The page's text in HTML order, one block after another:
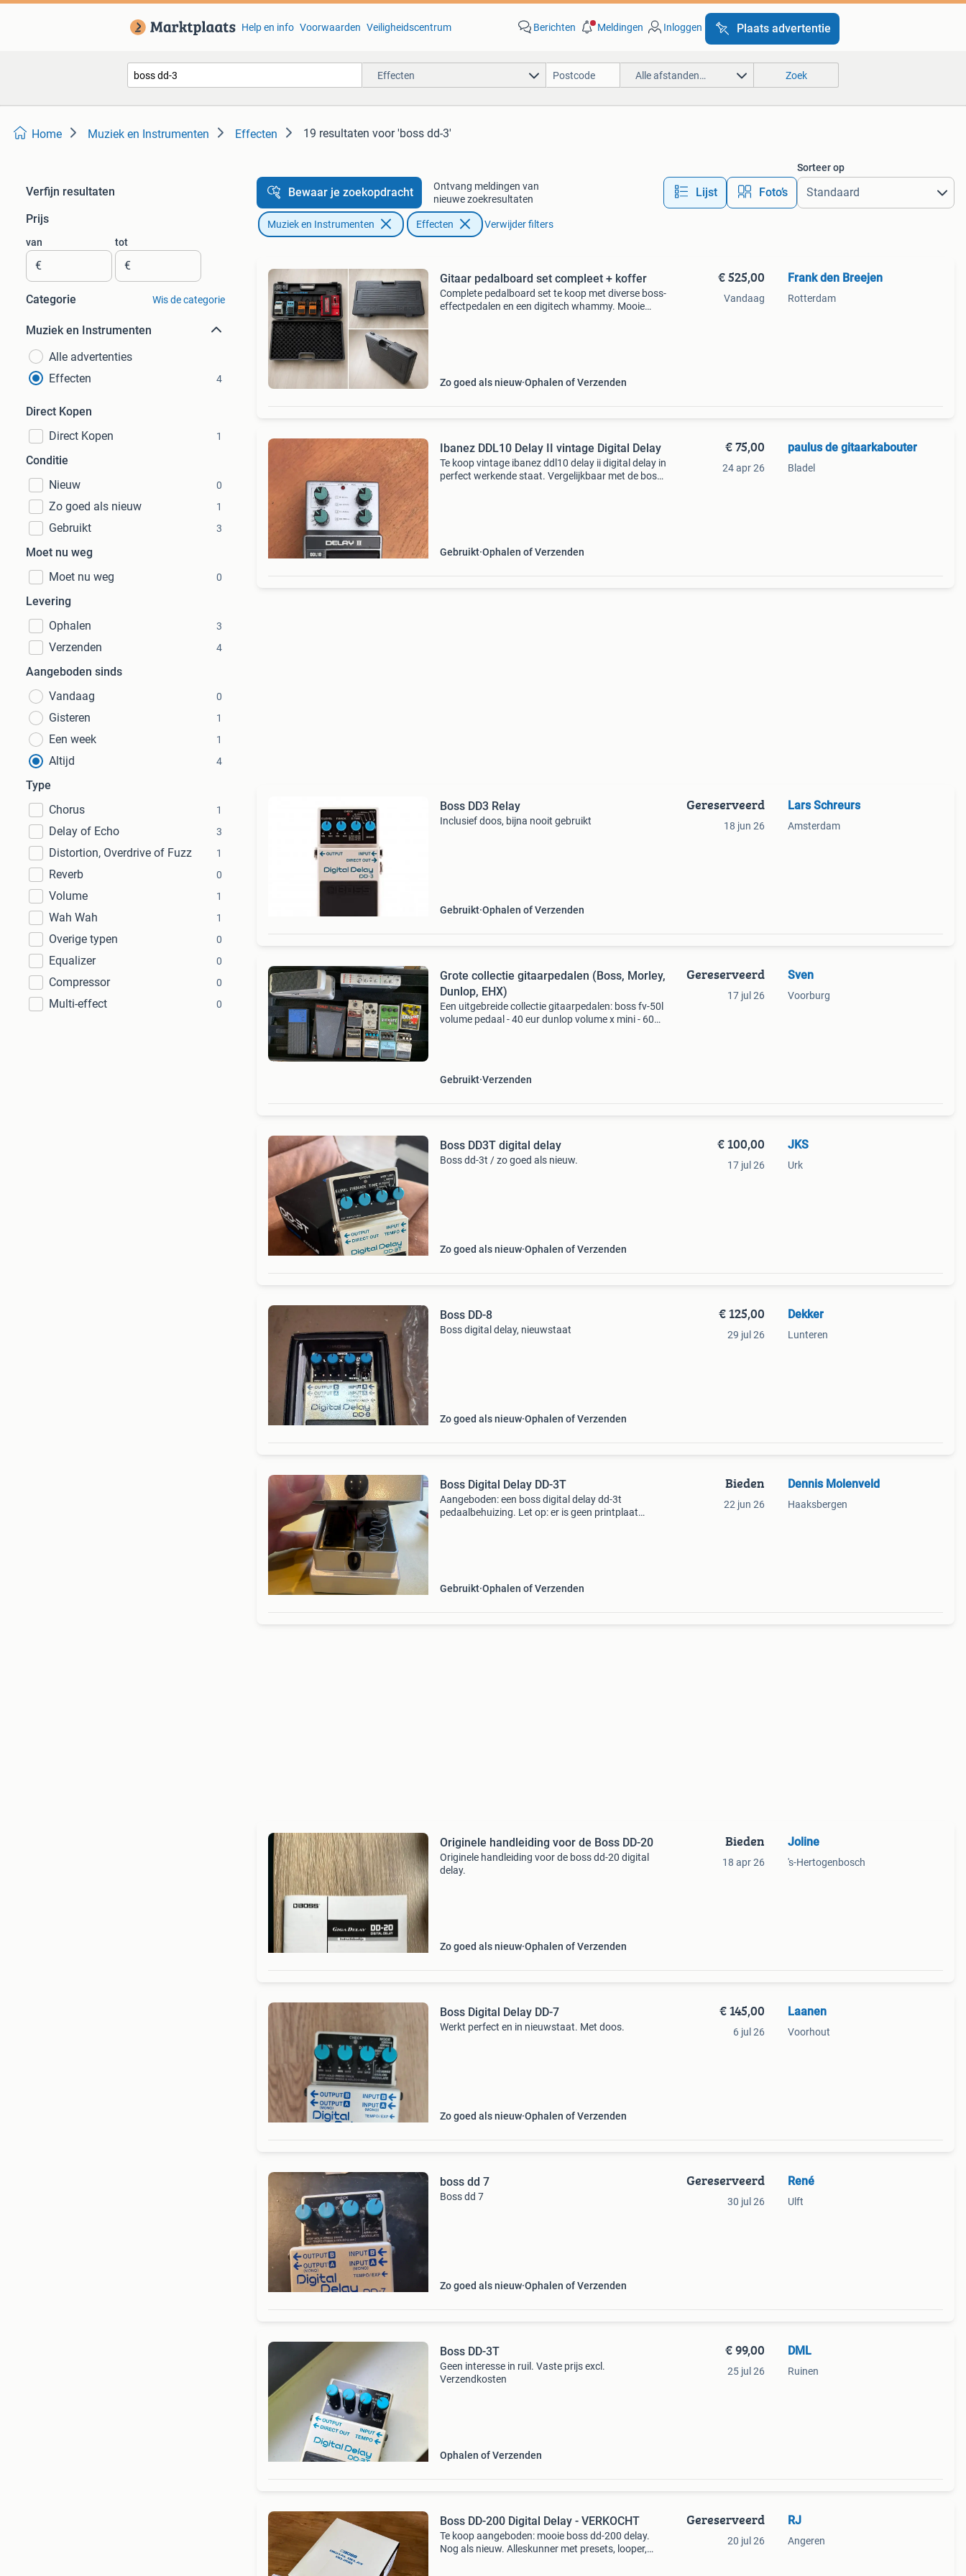
Help en info Voorwaarden Veiligheidscentrum Berichten Meldingen Inloggen Plaats advertentie
Effecten Alle afstanden… Zoek
Home Muziek en Instrumenten Effecten 19 resultaten voor 'boss dd-3'
Verfijn resultaten
Prijs
van
€
tot
€
Categorie Wis de categorie
Muziek en Instrumenten
Alle advertenties
Effecten
4
Direct Kopen
Direct Kopen
1
Conditie
Nieuw
0
Zo goed als nieuw 1
Gebruikt 3
Moet nu weg
Moet nu weg
0
Levering
Ophalen
3
Verzenden 4
Aangeboden sinds
Vandaag
0
Gisteren 1
Een week 1
Altijd 4
Type
Chorus
1
Delay of Echo 3
Distortion, Overdrive of Fuzz 1
Reverb 0
Volume 1
Wah Wah 1
Overige typen 0
Equalizer 0
Compressor 0
Multi-effect 0
Bewaar je zoekopdracht
Ontvang meldingen van
nieuwe zoekresultaten
Lijst Foto’s
Sorteer op
Muziek en Instrumenten Effecten Verwijder filters
Gitaar pedalboard set compleet + koffer
Complete pedalboard set te koop met diverse boss-
effectpedalen en een digitech whammy. Mooie
Zo goed als nieuw Ophalen of Verzenden
€ 525,00
Vandaag
Frank den Breejen
Rotterdam
Ibanez DDL10 Delay II vintage Digital Delay
Te koop vintage ibanez ddl10 delay ii digital delay in
perfect werkende staat. Vergelijkbaar met de boss
Gebruikt Ophalen of Verzenden
€ 75,00
24 apr 26
paulus de gitaarkabouter
Bladel
Boss DD3 Relay
Inclusief doos, bijna nooit gebruikt
Gebruikt Ophalen of Verzenden
Gereserveerd
18 jun 26
Lars Schreurs
Amsterdam
Grote collectie gitaarpedalen (Boss, Morley,
Dunlop, EHX)
Een uitgebreide collectie gitaarpedalen: boss fv-50l
volume pedaal - 40 eur dunlop volume x mini - 60
Gebruikt Verzenden
Gereserveerd
17 jul 26
Sven
Voorburg
Boss DD3T digital delay
Boss dd-3t / zo goed als nieuw.
Zo goed als nieuw Ophalen of Verzenden
€ 100,00
17 jul 26
JKS
Urk
Boss DD-8
Boss digital delay, nieuwstaat
Zo goed als nieuw Ophalen of Verzenden
€ 125,00
29 jul 26
Dekker
Lunteren
Boss Digital Delay DD-3T
Aangeboden: een boss digital delay dd-3t
pedaalbehuizing. Let op: er is geen printplaat
Gebruikt Ophalen of Verzenden
Bieden
22 jun 26
Dennis Molenveld
Haaksbergen
Originele handleiding voor de Boss DD-20
Originele handleiding voor de boss dd-20 digital
delay.
Zo goed als nieuw Ophalen of Verzenden
Bieden
18 apr 26
Joline
's-Hertogenbosch
Boss Digital Delay DD-7
Werkt perfect en in nieuwstaat. Met doos.
Zo goed als nieuw Ophalen of Verzenden
€ 145,00
6 jul 26
Laanen
Voorhout
boss dd 7
Boss dd 7
Zo goed als nieuw Ophalen of Verzenden
Gereserveerd
30 jul 26
René
Ulft
Boss DD-3T
Geen interesse in ruil. Vaste prijs excl.
Verzendkosten
Ophalen of Verzenden
€ 99,00
25 jul 26
DML
Ruinen
Boss DD-200 Digital Delay - VERKOCHT
Te koop aangeboden: mooie boss dd-200 delay.
Nog als nieuw. Alleskunner met presets, looper,
Gereserveerd
20 jul 26
RJ
Angeren